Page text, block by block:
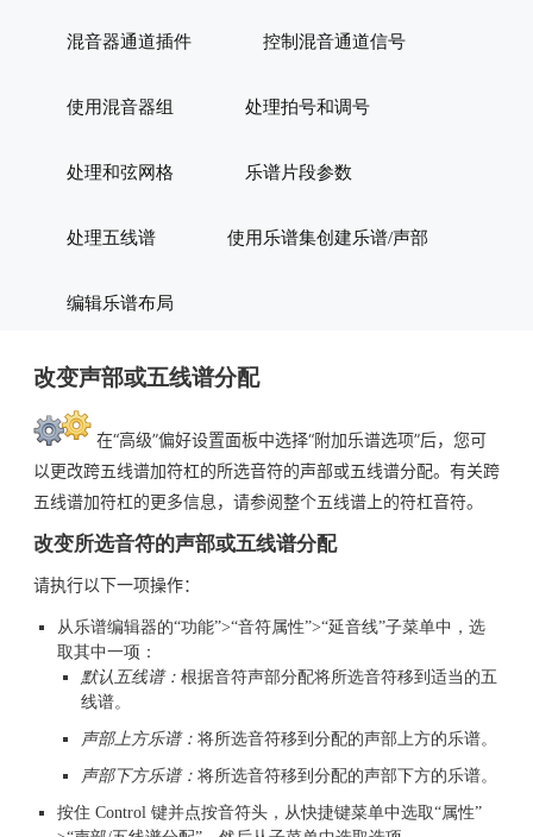
混音器通道插件 控制混音通道信号
使用混音器组 处理拍号和调号
处理和弦网格 乐谱片段参数
处理五线谱 使用乐谱集创建乐谱/声部
编辑乐谱布局
改变声部或五线谱分配
在“高级”偏好设置面板中选择“附加乐谱选项”后，您可
以更改跨五线谱加符杠的所选音符的声部或五线谱分配。有关跨
五线谱加符杠的更多信息，请参阅整个五线谱上的符杠音符。
改变所选音符的声部或五线谱分配
请执行以下一项操作：
从乐谱编辑器的“功能”>“音符属性”>“延音线”子菜单中，选
取其中一项：
默认五线谱： 根据音符声部分配将所选音符移到适当的五
线谱。
声部上方乐谱： 将所选音符移到分配的声部上方的乐谱。
声部下方乐谱： 将所选音符移到分配的声部下方的乐谱。
按住 Control 键并点按音符头，从快捷键菜单中选取“属性”